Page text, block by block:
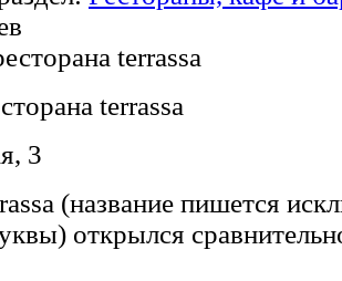
terrassa
3
(название пишется
открылся